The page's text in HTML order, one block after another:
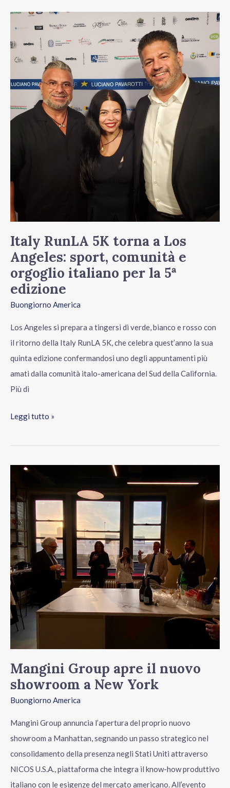
Italy RunLA 5K torna a Los
Angeles: sport, comunità e
orgoglio italiano per la 5ª
edizione
Buongiorno America
Los Angeles si prepara a tingersi di verde, bianco e rosso con
il ritorno della Italy RunLA 5K, che celebra quest’anno la sua
quinta edizione confermandosi uno degli appuntamenti più
amati dalla comunità italo-americana del Sud della California.
Più di
5K
torna
a
Angeles:
italiano
la
5ª
edizione
Leggi tutto »
Mangini Group apre il nuovo
showroom a New York
Buongiorno America
Mangini Group annuncia l’apertura del proprio nuovo
showroom a Manhattan, segnando un passo strategico nel
consolidamento della presenza negli Stati Uniti attraverso
NICOS U.S.A., piattaforma che integra il know-how produttivo
italiano con le esigenze del mercato americano. All’evento
Mangini
apre
il
nuovo
showroom
a
New
York